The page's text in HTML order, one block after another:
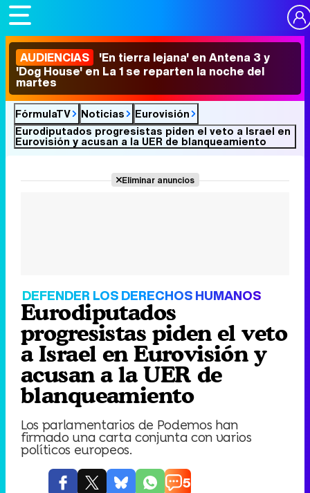
AUDIENCIAS 'En tierra lejana' en Antena 3 y
'Dog House' en La 1 se reparten la noche del
martes
FórmulaTV Noticias
Eurovisión
Eurodiputados progresistas piden el veto a Israel en
Eurovisión y acusan a la UER de blanqueamiento
Eliminar anuncios
DEFENDER LOS DERECHOS HUMANOS
Eurodiputados
progresistas piden el veto
a Israel en Eurovisión y
acusan a la UER de
blanqueamiento
Los parlamentarios de Podemos han
firmado una carta conjunta con varios
políticos europeos.
5